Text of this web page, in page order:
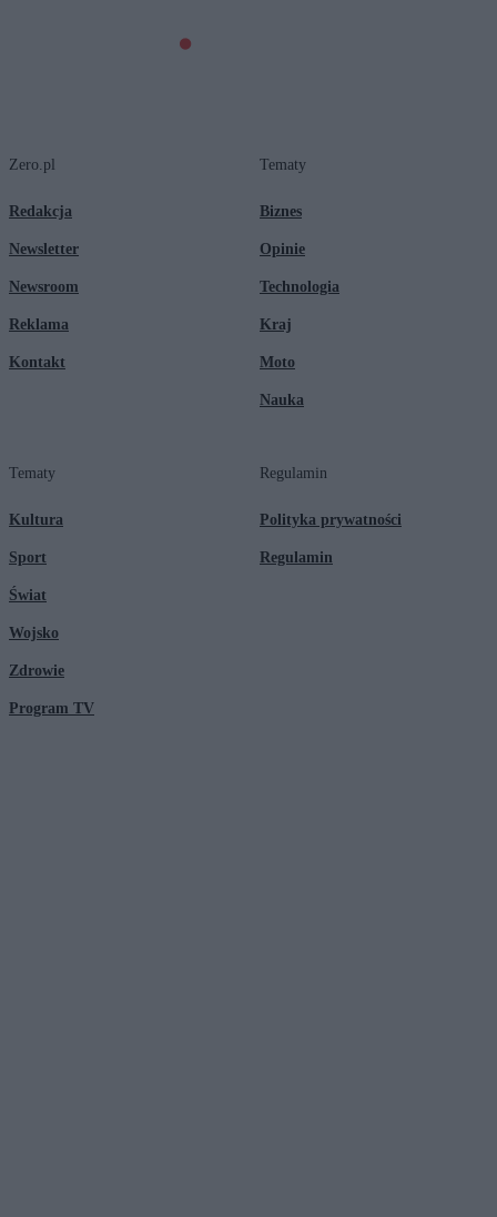
Zero.pl
Redakcja
Newsletter
Newsroom
Reklama
Kontakt
Tematy
Biznes
Opinie
Technologia
Kraj
Moto
Nauka
Tematy
Kultura
Sport
Świat
Wojsko
Zdrowie
Program TV
Regulamin
Polityka prywatności
Regulamin